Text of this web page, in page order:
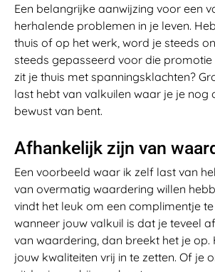
Een belangrijke aanwijzing voor een
herhalende problemen in je leven.
thuis of op het werk, word je steeds
steeds gepasseerd voor die
zit je thuis met spanningsklachten?
last hebt van valkuilen waar je je nog
bewust van bent.
Afhankelijk zijn van
Een voorbeeld waar ik zelf last van
van overmatig waardering willen
vindt het leuk om een complimentje
wanneer jouw valkuil is dat je teveel
van waardering, dan breekt het je op.
jouw kwaliteiten vrij in te zetten. Of je